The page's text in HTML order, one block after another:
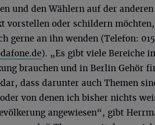
und den Wählern auf der anderen
vorstellen oder schildern
gerne an ihn wenden (Telefon:
). „Es gibt viele Bereiche
brauchen und in Berlin Gehör
dass darunter auch Themen
von denen ich bisher nichts
angewiesen“, gibt